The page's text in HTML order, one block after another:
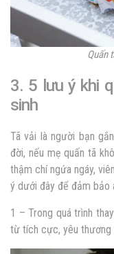
Quấn
3. 5 lưu ý khi
sinh
Tã vải là người bạn
đời, nếu mẹ quấn tã
thậm chí ngứa ngáy,
ý dưới đây để đảm bảo
1 – Trong quá trình
từ tích cực, yêu thương